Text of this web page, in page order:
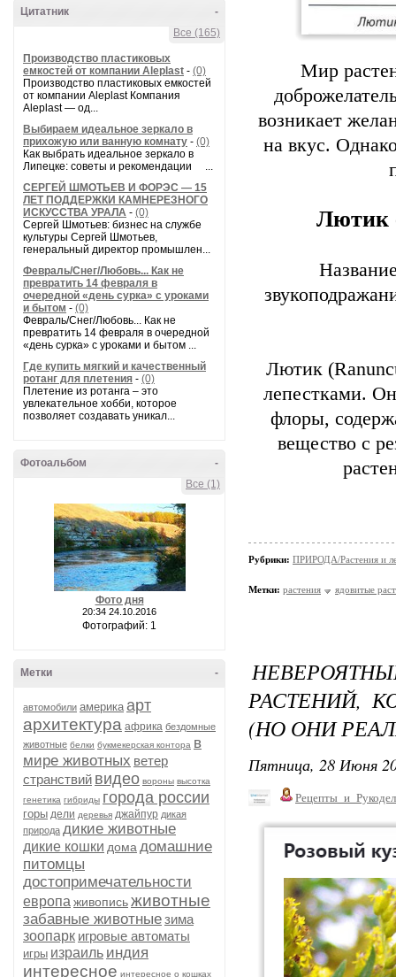
-
Цитатник
Все (165)
Производство пластиковых
емкостей от компании Aleplast - (0)
Производство пластиковых емкостей
от компании Aleplast Компания
Aleplast — од...
Выбираем идеальное зеркало в
прихожую или ванную комнату - (0)
Как выбрать идеальное зеркало в
Липецке: советы и рекомендации ...
СЕРГЕЙ ШМОТЬЕВ И ФОРЭС — 15
ЛЕТ ПОДДЕРЖКИ КАМНЕРЕЗНОГО
ИСКУССТВА УРАЛА - (0)
Сергей Шмотьев: бизнес на службе
культуры Сергей Шмотьев,
генеральный директор промышлен...
Февраль/Снег/Любовь... Как не
превратить 14 февраля в
очередной «день сурка» с уроками
и бытом - (0)
Февраль/Снег/Любовь... Как не
превратить 14 февраля в очередной
«день сурка» с уроками и бытом ...
Где купить мягкий и качественный
ротанг для плетения - (0)
Плетение из ротанга – это
увлекательное хобби, которое
позволяет создавать уникал...
-
Фотоальбом
Все (1)
Фото дня
20:34 24.10.2016
Фотографий: 1
-
Метки
автомобили америка арт
архитектура африка бездомные
животные белки букмекерская контора в
мире животных ветер
странствий видео вороны высотка
генетика гибриды города россии
горы дели деревья джайпур дикая
природа дикие животные
дикие кошки дома домашние
питомцы
достопримечательности
европа живописьживотные
забавные животныезима
зоопарк игровые автоматы
игры израиль индия
интересное интересное о кошках
Мир
возникает
на вкус.
Лютик
Лютик
лепестками. Он
флоры,
вещество с
Рубрики: ПРИРОДА/Растения и
Метки: растения ядовитые
РАСТЕНИЙ,
(НО ОНИ
Пятница, 28 Июня